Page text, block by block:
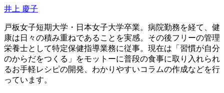
井上 慶子
戸板女子短期大学・日本女子大学卒業。病院勤務を経て、健
康は日々の積み重ねであることを実感。その後フリーの管理
栄養士として特定保健指導業務に従事。現在は「習慣が自分
のからだをつくる」をモットーに普段の食事に取り入れられ
るお手軽レシピの開発、わかりやすいコラムの作成などを行
っています。